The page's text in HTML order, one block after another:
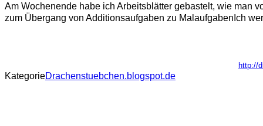
Am Wochenende habe ich Arbeitsblätter gebastelt, wie man
zum Übergang von Additionsaufgaben zu MalaufgabenIch
http://
KategorieDrachenstuebchen.blogspot.de